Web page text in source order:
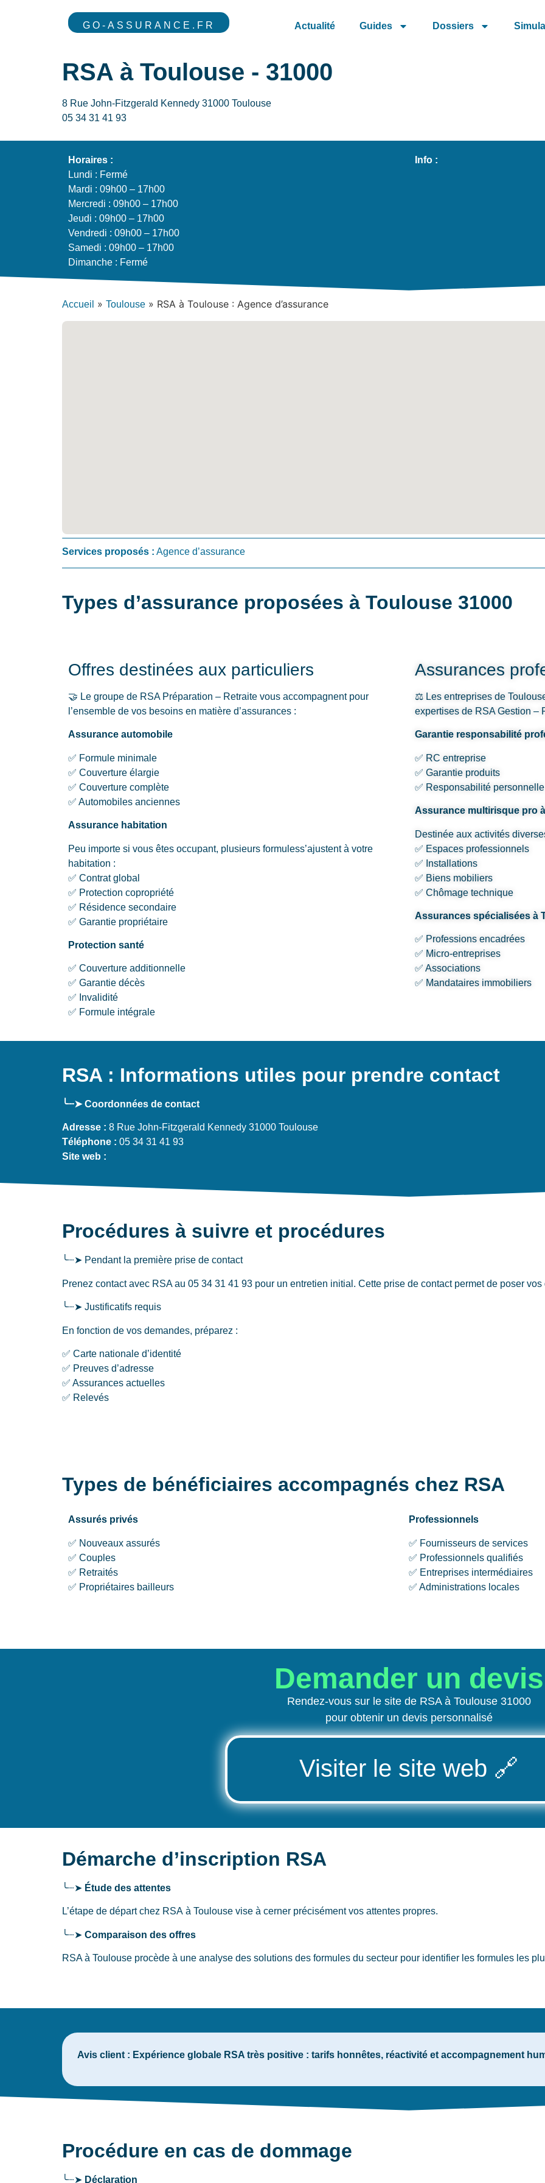
GO-ASSURANCE.FR Actualité Guides Dossiers
RSA à Toulouse - 31000
8 Rue John-Fitzgerald Kennedy 31000 Toulouse
05 34 31 41 93
Horaires :
Lundi : Fermé
Mardi : 09h00 – 17h00
Mercredi : 09h00 – 17h00
Jeudi : 09h00 – 17h00
Vendredi : 09h00 – 17h00
Samedi : 09h00 – 17h00
Dimanche : Fermé
Info :
Accueil » Toulouse » RSA à Toulouse : Agence d’assurance
Services proposés : Agence d’assurance
Types d’assurance proposées à Toulouse 31000
Offres destinées aux particuliers
🤝 Le groupe de RSA Préparation – Retraite vous accompagnent pour
l’ensemble de vos besoins en matière d’assurances :
Assurance automobile
✅ Formule minimale
✅ Couverture élargie
✅ Couverture complète
✅ Automobiles anciennes
Assurance habitation
Peu importe si vous êtes occupant, plusieurs formuless’ajustent à votre
habitation :
✅ Contrat global
✅ Protection copropriété
✅ Résidence secondaire
✅ Garantie propriétaire
Protection santé
✅ Couverture additionnelle
✅ Garantie décès
✅ Invalidité
✅ Formule intégrale
Assurances
⚖️ Les entreprises de
expertises de RSA Gestion –
Garantie responsabilité
✅ RC entreprise
✅ Garantie produits
✅ Responsabilité personnelle
Assurance multirisque pro
Destinée aux activités
✅ Espaces professionnels
✅ Installations
✅ Biens mobiliers
✅ Chômage technique
Assurances spécialisées à
✅ Professions encadrées
✅ Micro-entreprises
✅ Associations
✅ Mandataires immobiliers
RSA : Informations utiles pour prendre contact
╰┈➤ Coordonnées de contact
Adresse : 8 Rue John-Fitzgerald Kennedy 31000 Toulouse
Téléphone : 05 34 31 41 93
Site web :
Procédures à suivre et procédures
╰┈➤ Pendant la première prise de contact
Prenez contact avec RSA au 05 34 31 41 93 pour un entretien initial. Cette prise de contact permet de poser vos
╰┈➤ Justificatifs requis
En fonction de vos demandes, préparez :
✅ Carte nationale d’identité
✅ Preuves d’adresse
✅ Assurances actuelles
✅ Relevés
Types de bénéficiaires accompagnés chez RSA
Assurés privés
✅ Nouveaux assurés
✅ Couples
✅ Retraités
✅ Propriétaires bailleurs
Professionnels
✅ Fournisseurs de services
✅ Professionnels qualifiés
✅ Entreprises intermédiaires
✅ Administrations locales
Demander un devis
Rendez-vous sur le site de RSA à Toulouse 31000
pour obtenir un devis personnalisé
Visiter le site web 🔗
Démarche d’inscription RSA
╰┈➤ Étude des attentes
L’étape de départ chez RSA à Toulouse vise à cerner précisément vos attentes propres.
╰┈➤ Comparaison des offres
RSA à Toulouse procède à une analyse des solutions des formules du secteur pour identifier les formules les
Avis client : Expérience globale RSA très positive : tarifs honnêtes, réactivité et accompagnement
Procédure en cas de dommage
╰┈➤ Déclaration